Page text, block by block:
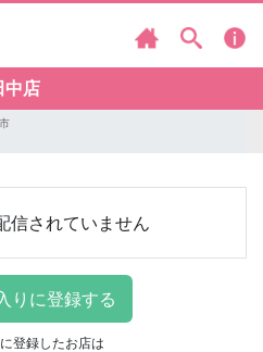
中店
信されていません
登録したお店は